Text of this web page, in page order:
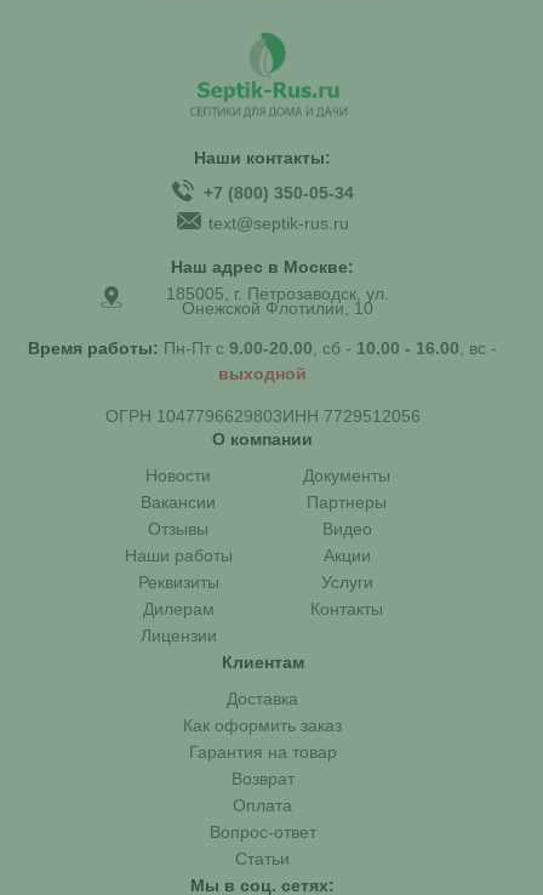
Наши контакты:
+7 (800) 350-05-34
text@septik-rus.ru
Наш адрес в Москве:
185005, г. Петрозаводск, ул.
Онежской Флотилии, 10
Время работы: Пн-Пт с 9.00-20.00, сб - 10.00 - 16.00, вс -
выходной
ОГРН 1047796629803ИНН 7729512056
О компании
Новости
Документы
Вакансии
Партнеры
Отзывы
Видео
Наши работы
Акции
Реквизиты
Услуги
Дилерам
Контакты
Лицензии
Клиентам
Доставка
Как оформить заказ
Гарантия на товар
Возврат
Оплата
Вопрос-ответ
Статьи
Мы в соц. сетях: